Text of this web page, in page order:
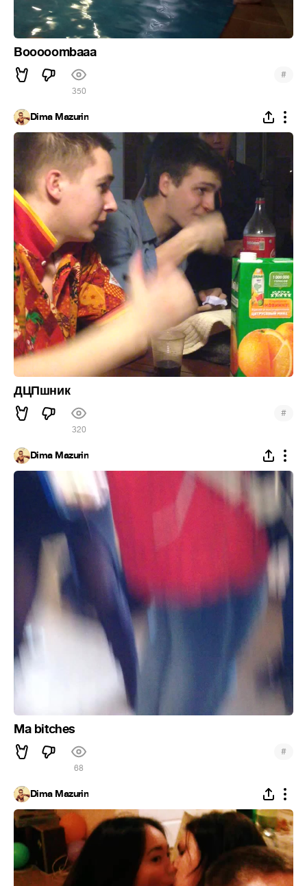
Booooombaaa
350
#
Dima Mazurin
ДЦПшник
320
#
Dima Mazurin
Ma bitches
68
#
Dima Mazurin